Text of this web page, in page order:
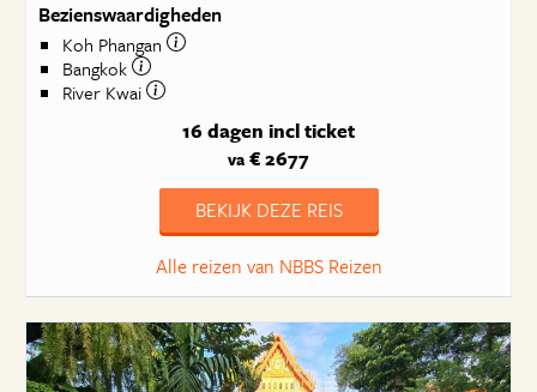
Bezienswaardigheden
Koh Phangan
Bangkok
River Kwai
16 dagen incl ticket
va € 2677
BEKIJK DEZE REIS
Alle reizen van NBBS Reizen